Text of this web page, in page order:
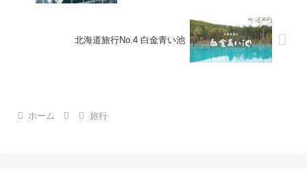
北海道旅行No.4 白金青い池
ホーム 旅行